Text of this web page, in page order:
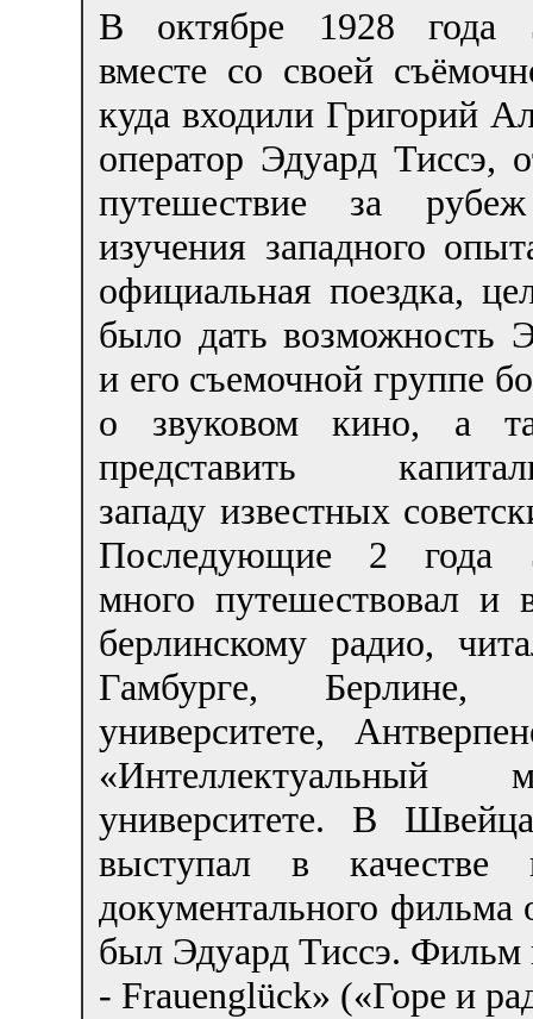
В октябре 1928 года
вместе со своей
куда входили Григорий
оператор Эдуард Тиссэ,
путешествие за
изучения западного
официальная поездка,
было дать возможность
и его съемочной группе
о звуковом кино, а
представить
западу известных
Последующие 2 года
много путешествовал и
берлинскому радио,
Гамбурге,
университете,
университете. В
выступал в качестве
документального фильма
был Эдуард Тиссэ. Фильм
- Frauenglück» («Горе и